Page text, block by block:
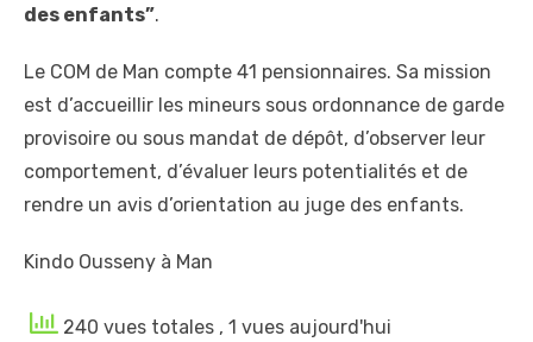
des enfants”.
Le COM de Man compte 41 pensionnaires. Sa mission
est d’accueillir les mineurs sous ordonnance de garde
provisoire ou sous mandat de dépôt, d’observer leur
comportement, d’évaluer leurs potentialités et de
rendre un avis d’orientation au juge des enfants.
Kindo Ousseny à Man
240 vues totales , 1 vues aujourd'hui